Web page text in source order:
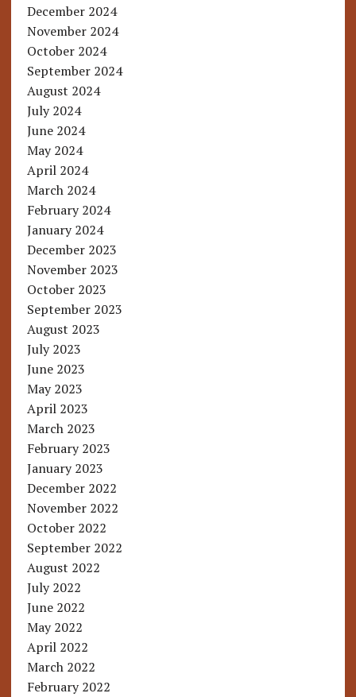
December 2024
November 2024
October 2024
September 2024
August 2024
July 2024
June 2024
May 2024
April 2024
March 2024
February 2024
January 2024
December 2023
November 2023
October 2023
September 2023
August 2023
July 2023
June 2023
May 2023
April 2023
March 2023
February 2023
January 2023
December 2022
November 2022
October 2022
September 2022
August 2022
July 2022
June 2022
May 2022
April 2022
March 2022
February 2022